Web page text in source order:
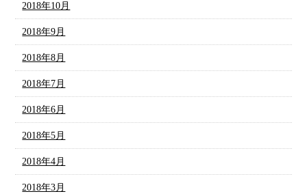
2018年10月
2018年9月
2018年8月
2018年7月
2018年6月
2018年5月
2018年4月
2018年3月